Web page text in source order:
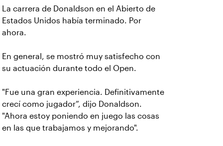
La carrera de Donaldson en el Abierto de
Estados Unidos había terminado. Por
ahora.
En general, se mostró muy satisfecho con
su actuación durante todo el Open.
"Fue una gran experiencia. Definitivamente
crecí como jugador”, dijo Donaldson.
"Ahora estoy poniendo en juego las cosas
en las que trabajamos y mejorando".